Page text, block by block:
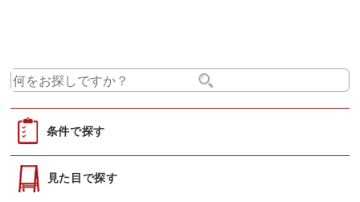
条件で探す
見た目で探す